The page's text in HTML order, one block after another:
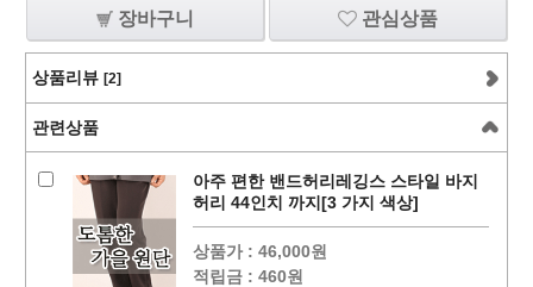
장바구니 관심상품
상품리뷰 [2]
관련상품
아주 편한 밴드허리레깅스 스타일 바지
허리 44인치 까지[3 가지 색상]
상품가 : 46,000원
적립금 : 460원